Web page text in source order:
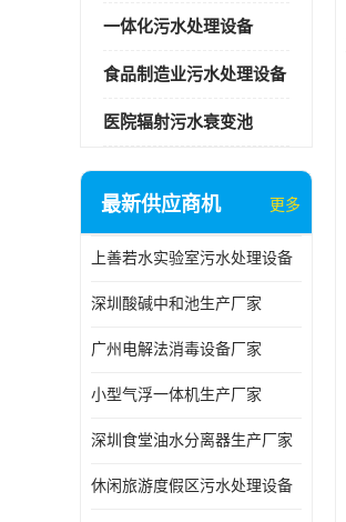
一体化污水处理设备
食品制造业污水处理设备
医院辐射污水衰变池
最新供应商机 更多
上善若水实验室污水处理设备
深圳酸碱中和池生产厂家
广州电解法消毒设备厂家
小型气浮一体机生产厂家
深圳食堂油水分离器生产厂家
休闲旅游度假区污水处理设备